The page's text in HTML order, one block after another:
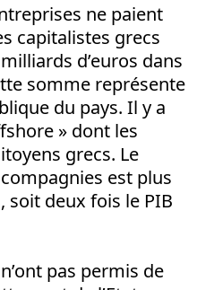
ne paient
capitalistes grecs
d’euros dans
somme représente
du pays. Il y a
» dont les
grecs. Le
est plus
soit deux fois le PIB
pas permis de